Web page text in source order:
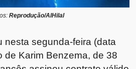
Reprodução/AlHilal
nesta segunda-feira (data
de Karim Benzema, de 38